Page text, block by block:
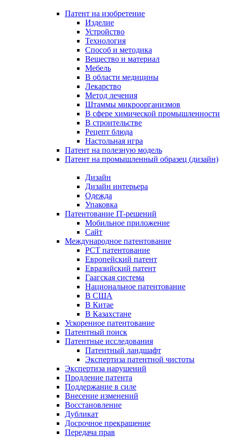
Патент на изобретение
Изделие
Устройство
Технология
Способ и методика
Вещество и материал
Мебель
В области медицины
Лекарство
Метод лечения
Штаммы микроорганизмов
В сфере химической промышленности
В строительстве
Рецепт блюда
Настольная игра
Патент на полезную модель
Патент на промышленный образец (дизайн)
Дизайн
Дизайн интерьера
Одежда
Упаковка
Патентование IT-решений
Мобильное приложение
Сайт
Международное патентование
PCT патентование
Европейский патент
Евразийский патент
Гаагская система
Национальное патентование
В США
В Китае
В Казахстане
Ускоренное патентование
Патентный поиск
Патентные исследования
Патентный ландшафт
Экспертиза патентной чистоты
Экспертиза нарушений
Продление патента
Поддержание в силе
Внесение изменений
Восстановление
Дубликат
Досрочное прекращение
Передача прав